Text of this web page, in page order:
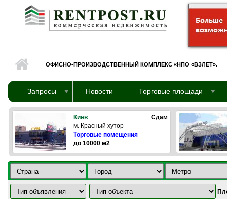
Перейти к основному содержанию
ОФИСНО-ПРОИЗВОДСТВЕННЫЙ КОМПЛЕКС «НПО «ВЗЛЕТ».
Запросы Новости Торговые площади
Киев
Сдам
м. Красный хутор
Торговые помещения
до 10000 м2